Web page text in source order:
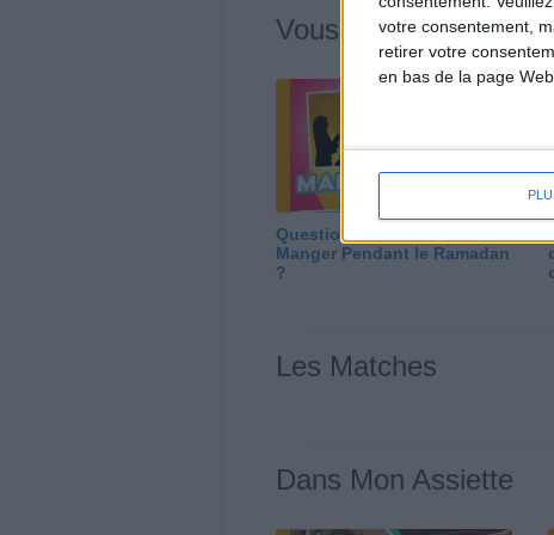
votre consentement,
retirer votre
en bas de la page Web.
Vous m'avez
Question/Réponse : Que
Manger Pendant le Ramadan
?
Les Matches
Dans Mon Assiette